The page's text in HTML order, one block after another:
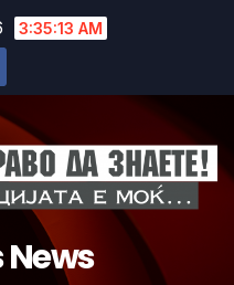
3:35:15 AM
News